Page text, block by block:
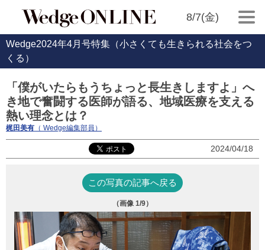
8/7(金)
Wedge2024年4月号特集（小さくても生きられる社会をつ
くる）
「僕がいたらもうちょっと長生きしますよ」へ
き地で奮闘する医師が語る、地域医療を支える
熱い理念とは？
梶田美有 （ Wedge編集部員）
2024/04/18
この写真の記事へ戻る
（画像 1/9）